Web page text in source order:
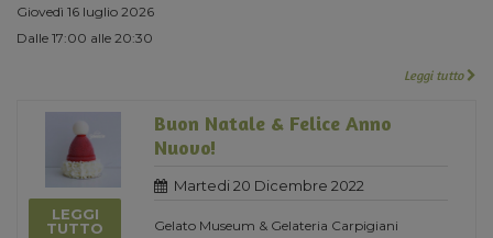
Giovedì 16 luglio 2026
Dalle 17:00 alle 20:30
Leggi tutto
LEGGI
TUTTO
Buon Natale & Felice Anno
Nuovo!
Martedi 20 Dicembre 2022
Gelato Museum & Gelateria Carpigiani